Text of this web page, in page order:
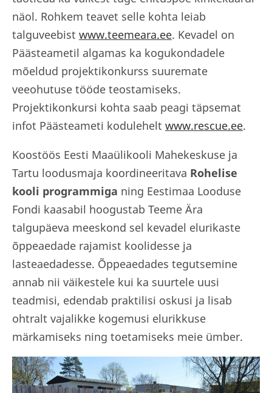
näol. Rohkem teavet selle kohta leiab
talguveebist www.teemeara.ee. Kevadel on
Päästeametil algamas ka kogukondadele
mõeldud projektikonkurss suuremate
veeohutuse tööde teostamiseks.
Projektikonkursi kohta saab peagi täpsemat
infot Päästeameti kodulehelt www.rescue.ee.
Koostöös Eesti Maaülikooli Mahekeskuse ja
Tartu loodusmaja koordineeritava Rohelise
kooli programmiga ning Eestimaa Looduse
Fondi kaasabil hoogustab Teeme Ära
talgupäeva meeskond sel kevadel elurikaste
õppeaedade rajamist koolidesse ja
lasteaedadesse. Õppeaedades tegutsemine
annab nii väikestele kui ka suurtele uusi
teadmisi, edendab praktilisi oskusi ja lisab
ohtralt vajalikke kogemusi elurikkuse
märkamiseks ning toetamiseks meie ümber.